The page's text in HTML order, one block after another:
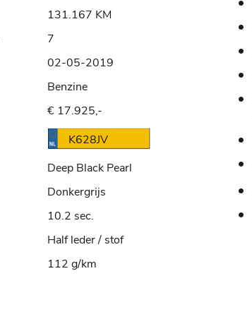
131.167 KM
7
02-05-2019
Benzine
€ 17.925,-
K628JV
Deep Black Pearl
Donkergrijs
10.2 sec.
Half leder / stof
112 g/km